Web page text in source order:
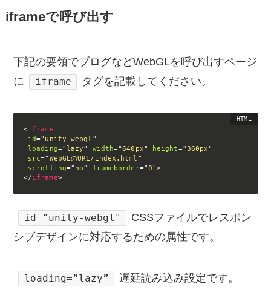
iframeで呼び出す
下記の要領でブログなどWebGLを呼び出すページ
に
iframe タグを記載してください。
<iframe
id=" unity-webgl "
loading="lazy" width="640px" height="360px"
src=" WebGLのURL/index.html "
scrolling=" no" frameborder="0">
</iframe>
id="unity-webgl"
CSSファイルでレスポン
シブデザインに対応するための属性です。
loading=”lazy” 遅延読み込み設定です。